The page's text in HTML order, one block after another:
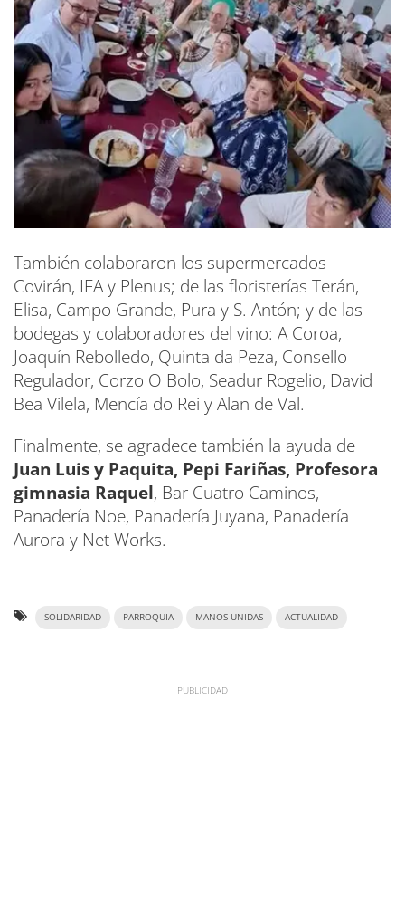
También colaboraron los supermercados
Covirán, IFA y Plenus; de las floristerías Terán,
Elisa, Campo Grande, Pura y S. Antón; y de las
bodegas y colaboradores del vino: A Coroa,
Joaquín Rebolledo, Quinta da Peza, Consello
Regulador, Corzo O Bolo, Seadur Rogelio, David
Bea Vilela, Mencía do Rei y Alan de Val.
Finalmente, se agradece también la ayuda de
Juan Luis y Paquita, Pepi Fariñas, Profesora
gimnasia Raquel, Bar Cuatro Caminos,
Panadería Noe, Panadería Juyana, Panadería
Aurora y Net Works.
SOLIDARIDAD PARROQUIA MANOS UNIDAS ACTUALIDAD